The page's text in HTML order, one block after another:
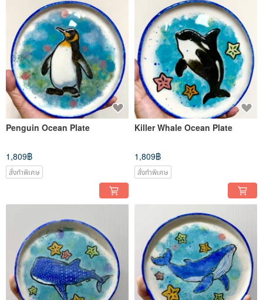
Penguin Ocean Plate
1,809฿
สั่งทำพิเศษ
Killer Whale Ocean Plate
1,809฿
สั่งทำพิเศษ